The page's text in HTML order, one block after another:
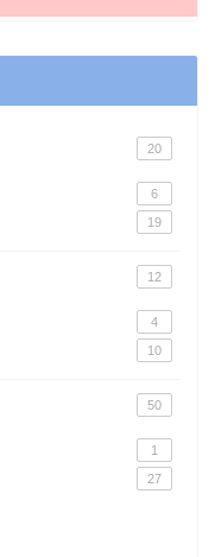
20
6
19
12
4
10
50
1
27